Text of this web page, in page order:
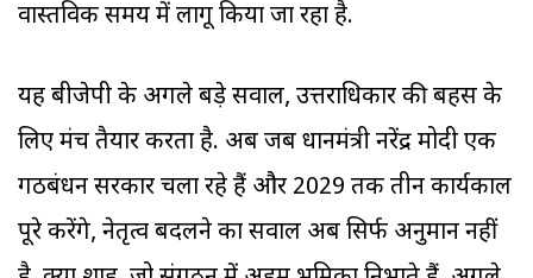
वास्तविक समय में लागू किया जा रहा है.
यह बीजेपी के अगले बड़े सवाल, उत्तराधिकार की बहस के
लिए मंच तैयार करता है. अब जब प्रधानमंत्री नरेंद्र मोदी एक
गठबंधन सरकार चला रहे हैं और 2029 तक तीन कार्यकाल
पूरे करेंगे, नेतृत्व बदलने का सवाल अब सिर्फ अनुमान नहीं